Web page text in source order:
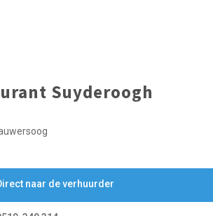
Suyderoogh
naar de verhuurder